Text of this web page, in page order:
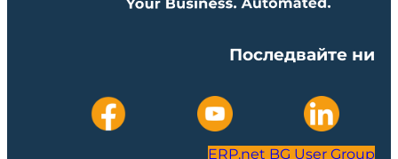
Последвайте ни
ERP.net BG User Group